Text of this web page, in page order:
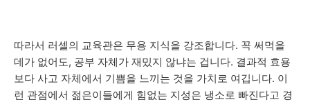
따라서 러셀의 교육관은 무용 지식을 강조합니다. 꼭 써먹을
데가 없어도, 공부 자체가 재밌지 않냐는 겁니다. 결과적 효용
보다 사고 자체에서 기쁨을 느끼는 것을 가치로 여깁니다. 이
런 관점에서 젊은이들에게 힘없는 지성은 냉소로 빠진다고 경